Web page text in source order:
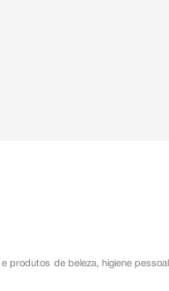
produtos de beleza, higiene pessoal